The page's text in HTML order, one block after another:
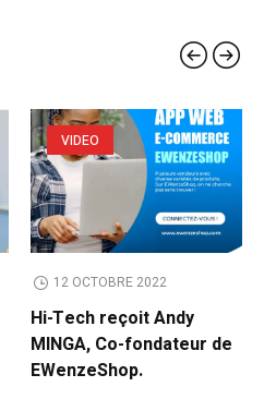
VIDEO
12 OCTOBRE 2022
Hi-Tech reçoit Andy
MINGA, Co-fondateur de
EWenzeShop.